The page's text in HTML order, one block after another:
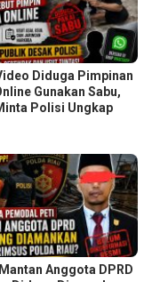
Diduga Pimpinan
Gunakan Sabu,
Polisi Ungkap
Anggota DPRD